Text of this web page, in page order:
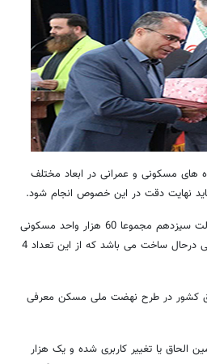
های مسکونی و عمرانی در ابعاد مختلف
نهایت دقت در این خصوص انجام شود.
سید محمد رضا هاشمی، اظهار کرد: قرار است در طول ۴ سال فعالیت دولت سیزدهم مجموعا 60 هزار واحد مسکونی
در سطح استان ساخته شود که در حال حاضر تعداد 21 هزار واحد مسکونی درحال ساخت می باشد که از این تعداد 4
کشور در طرح نهضت ملی مسکن معرفی
منظور اجرای طرح نهضت ملی مسکن، ۱۵۰۰ هکتار زمین الحاق یا تغییر کاربری شده و یک هزار